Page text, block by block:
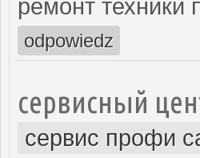
ремонт
odpowiedz
сервисный
сервис профи